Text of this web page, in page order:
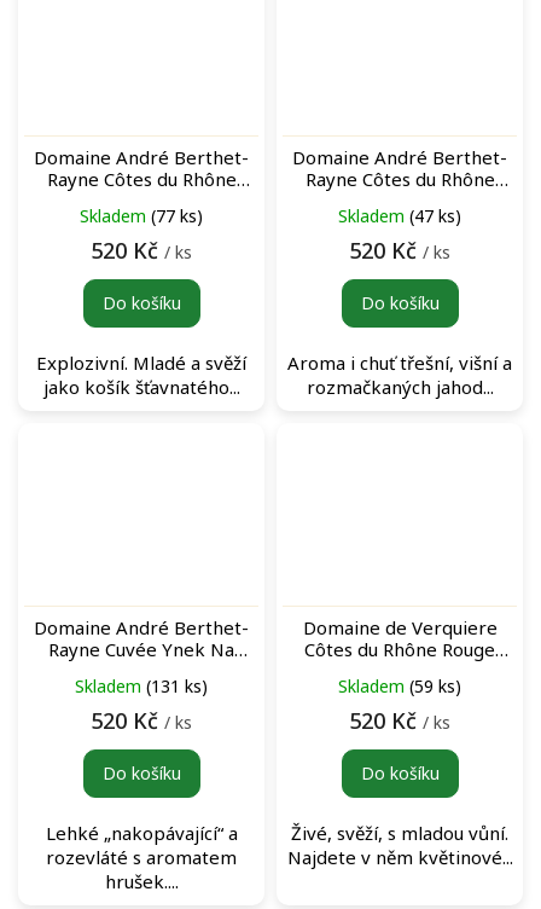
Domaine André Berthet-
Rayne Côtes du Rhône
červené víno
Skladem (77 ks)
520 Kč / ks
Do košíku
Explozivní. Mladé a svěží
jako košík šťavnatého...
Domaine André Berthet-
Rayne Côtes du Rhône
víno
Skladem (47 ks)
520 Kč / ks
Do košíku
Aroma i chuť třešní, višní a
rozmačkaných jahod...
Domaine André Berthet-
Rayne Cuvée Ynek Na
Rhône bílé víno
Skladem (131 ks)
520 Kč / ks
Do košíku
Lehké „nakopávající“ a
rozevláté s aromatem
hrušek....
Domaine de Verquiere
Côtes du Rhône Rouge
Skladem (59 ks)
520 Kč / ks
Do košíku
Živé, svěží, s mladou vůní.
Najdete v něm květinové...